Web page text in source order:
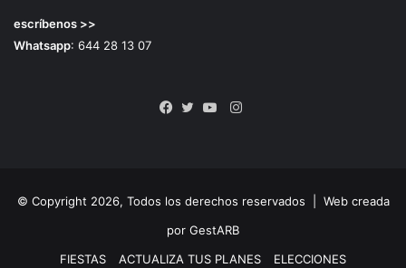
escríbenos >>
Whatsapp: 644 28 13 07
Instagram
© Copyright 2026, Todos los derechos reservados | Web creada
por GestARB
FIESTAS
ACTUALIZA TUS PLANES
ELECCIONES